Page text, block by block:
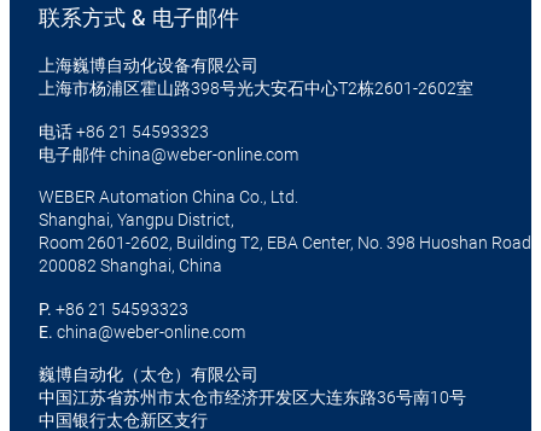
联系方式 & 电子邮件
上海巍博自动化设备有限公司
上海市杨浦区霍山路398号光大安石中心T2栋2601-2602室
电话+86 21 54593323
电子邮件china@weber-online.com
WEBER Automation China Co., Ltd.
Shanghai, Yangpu District,
Room 2601-2602, Building T2, EBA Center, No. 398 Huoshan Road
200082 Shanghai, China
P. +86 21 54593323
E. china@weber-online.com
巍博自动化（太仓）有限公司
中国江苏省苏州市太仓市经济开发区大连东路36号南10号
中国银行太仓新区支行